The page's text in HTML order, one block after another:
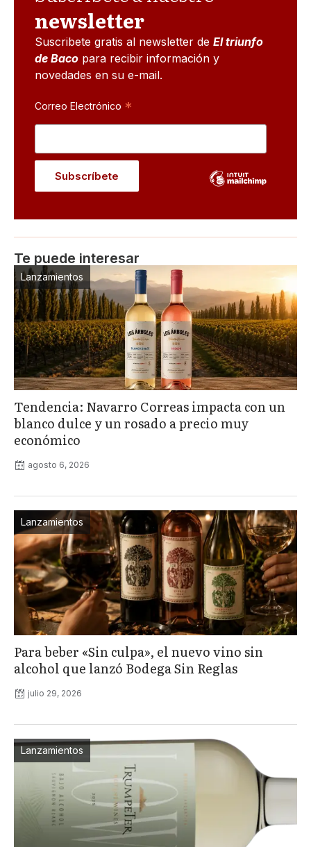
newsletter
Suscribete gratis al newsletter de El triunfo
de Baco para recibir información y
novedades en su e-mail.
Correo Electrónico *
Te puede interesar
Lanzamientos
Tendencia: Navarro Correas impacta con un
blanco dulce y un rosado a precio muy
económico
agosto 6, 2026
Lanzamientos
Para beber «Sin culpa», el nuevo vino sin
alcohol que lanzó Bodega Sin Reglas
julio 29, 2026
Lanzamientos